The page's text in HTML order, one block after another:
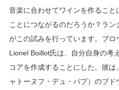
音楽に合わせてワインを作るこ
ことにつながるのだろうか？ラン
がこの試みを行っています。プロ
Lionel Boillot氏は、自分自身の考
コアを作成することにした。彼
ャトーヌフ・デュ・パプ）のブ